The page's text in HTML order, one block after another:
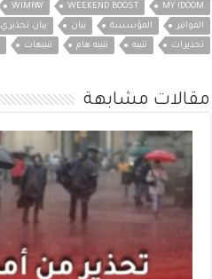
MY IDOOM
WEEKEND BOOST
WIMPAY
الفواتير
المؤسسة بيان بيان تحذيري
تحذيرات
تنبيه تنبيه هام تنبيهات
مقالات مشابهة